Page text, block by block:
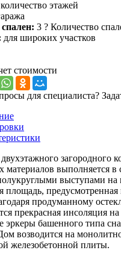
количество этажей
3 ? Количество
для широких участков
стоимости
для специалиста?
загородного
материалов выполняется
выступами на
предусмотренная
продуманному
прекрасная инсоляция
эркеры башенного типа
возводится на
железобетонной плиты.